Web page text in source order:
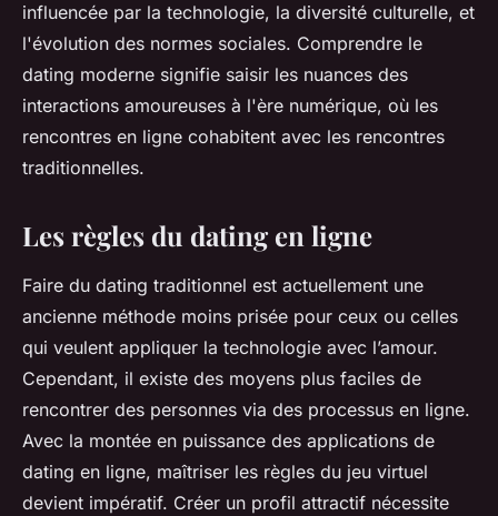
herbert•17 novembre 2023•2 min de lecture
influencée par la technologie, la diversité culturelle, et
l'évolution des normes sociales. Comprendre le
dating moderne signifie saisir les nuances des
interactions amoureuses à l'ère numérique, où les
rencontres en ligne cohabitent avec les rencontres
traditionnelles.
Les règles du dating en ligne
Faire du dating traditionnel est actuellement une
ancienne méthode moins prisée pour ceux ou celles
qui veulent appliquer la technologie avec l’amour.
Cependant, il existe des moyens plus faciles de
rencontrer des personnes via des processus en ligne.
Avec la montée en puissance des applications de
dating en ligne, maîtriser les règles du jeu virtuel
devient impératif. Créer un profil attractif nécessite